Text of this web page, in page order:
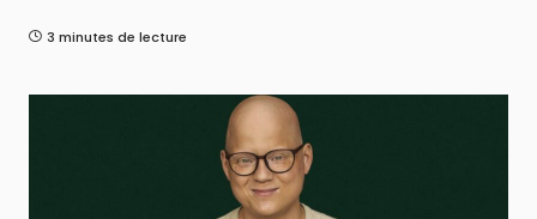
3 minutes de lecture